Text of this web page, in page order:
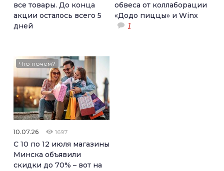
все товары. До конца
акции осталось всего 5
дней
обвеса от коллаборации
«Додо пиццы» и Winx
1
Что почем?
10.07.26 1697
С 10 по 12 июля магазины
Минска объявили
скидки до 70% – вот на